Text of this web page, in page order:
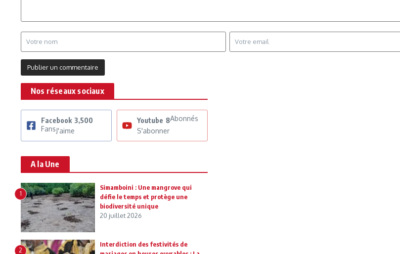
Nos réseaux sociaux
Facebook 3,500
FansJ'aime
Youtube 8Abonnés
S'abonner
A la Une
1
Simamboini : Une mangrove qui
défie le temps et protège une
biodiversité unique
20 juillet 2026
2
Interdiction des festivités de